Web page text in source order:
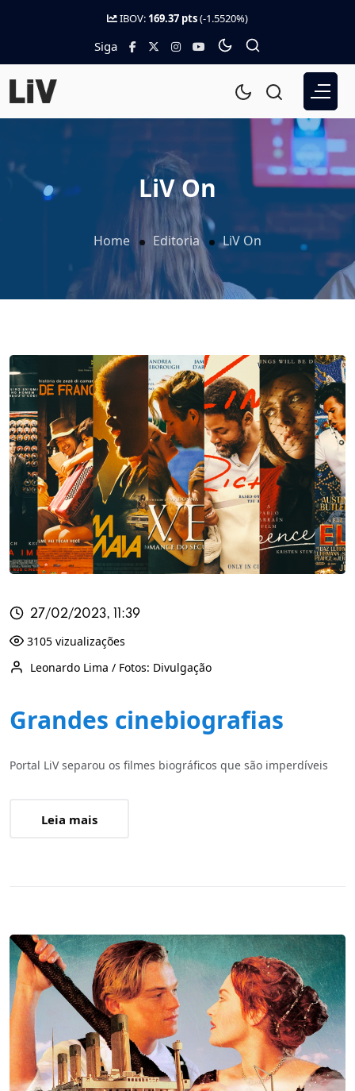
IBOV: 169.37 pts(-1.5520%)
Siga
LiV On
Home Editoria LiV On
27/02/2023, 11:39
3105 vizualizações
Leonardo Lima / Fotos: Divulgação
Grandes cinebiografias
Portal LiV separou os filmes biográficos que são imperdíveis
Leia mais